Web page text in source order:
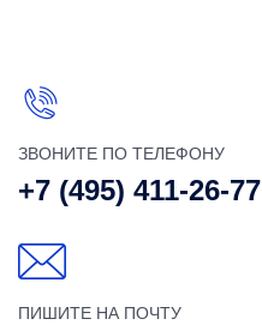
ЗВОНИТЕ ПО ТЕЛЕФОНУ
+7 (495) 411-26-77
ПИШИТЕ НА ПОЧТУ